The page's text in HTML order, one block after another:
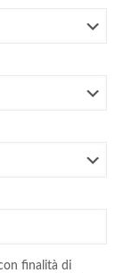
finalità di